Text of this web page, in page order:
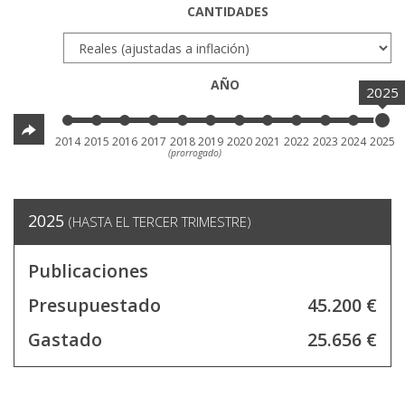
CANTIDADES
AÑO 2025
2014 2015 2016 2017 2018
(prorrogado)
2019 2020 2021 2022 2023 2024 2025
2025 (HASTA EL TERCER TRIMESTRE)
Publicaciones
Presupuestado
45.200 €
Gastado
25.656 €